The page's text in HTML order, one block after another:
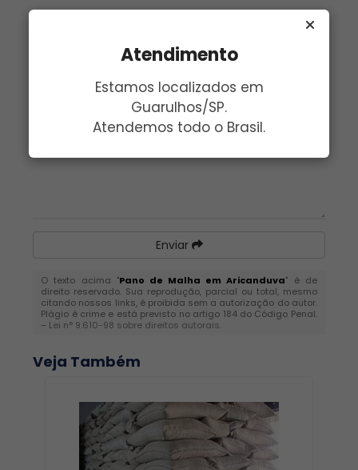
Atendimento
Estamos localizados em
Guarulhos/SP.
Atendemos todo o Brasil.
Mensagem:*
Enviar
O texto acima "Pano de Malha em Aricanduva" é de
direito reservado. Sua reprodução, parcial ou total, mesmo
citando nossos links, é proibida sem a autorização do autor.
Plágio é crime e está previsto no artigo 184 do Código Penal.
– Lei n° 9.610-98 sobre direitos autorais.
Veja Também